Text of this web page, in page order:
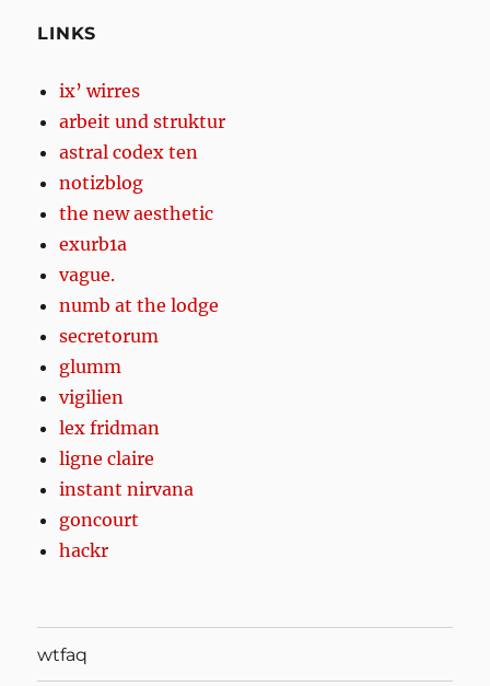
LINKS
ix’ wirres
arbeit und struktur
astral codex ten
notizblog
the new aesthetic
exurb1a
vague.
numb at the lodge
secretorum
glumm
vigilien
lex fridman
ligne claire
instant nirvana
goncourt
hackr
wtfaq